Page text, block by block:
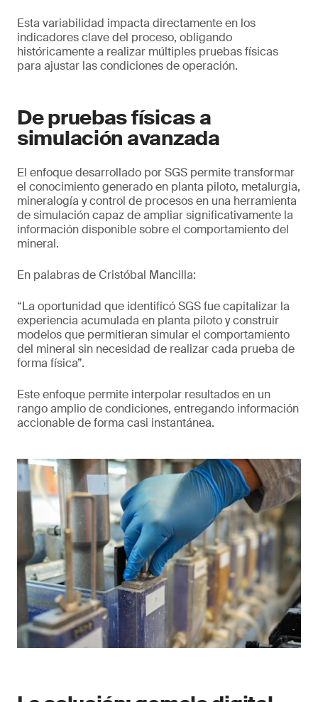
Esta variabilidad impacta directamente en los
indicadores clave del proceso, obligando
históricamente a realizar múltiples pruebas físicas
para ajustar las condiciones de operación.
De pruebas físicas a
simulación avanzada
El enfoque desarrollado por SGS permite transformar
el conocimiento generado en planta piloto, metalurgia,
mineralogía y control de procesos en una herramienta
de simulación capaz de ampliar significativamente la
información disponible sobre el comportamiento del
mineral.
En palabras de Cristóbal Mancilla:
“La oportunidad que identificó SGS fue capitalizar la
experiencia acumulada en planta piloto y construir
modelos que permitieran simular el comportamiento
del mineral sin necesidad de realizar cada prueba de
forma física”.
Este enfoque permite interpolar resultados en un
rango amplio de condiciones, entregando información
accionable de forma casi instantánea.